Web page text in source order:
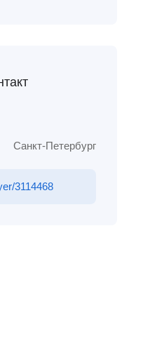
Санкт-Петербург
3114468